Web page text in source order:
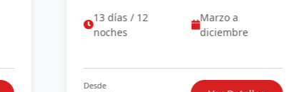
13 días / 12
noches
Marzo a
diciembre
Desde